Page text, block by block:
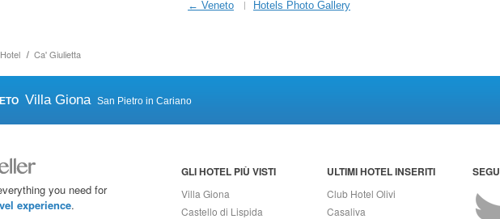
Hotel Ca' Giulietta
← Veneto Hotels Photo Gallery
Villa Giona San Pietro in Cariano
you need for
experience.
GLI HOTEL PIÙ VISTI
Villa Giona
Castello di Lispida
ULTIMI HOTEL INSERITI
Club Hotel Olivi
Casaliva